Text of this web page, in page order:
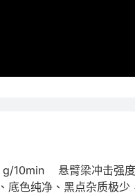
10min    悬臂梁冲击强
底色纯净、黑点杂质极